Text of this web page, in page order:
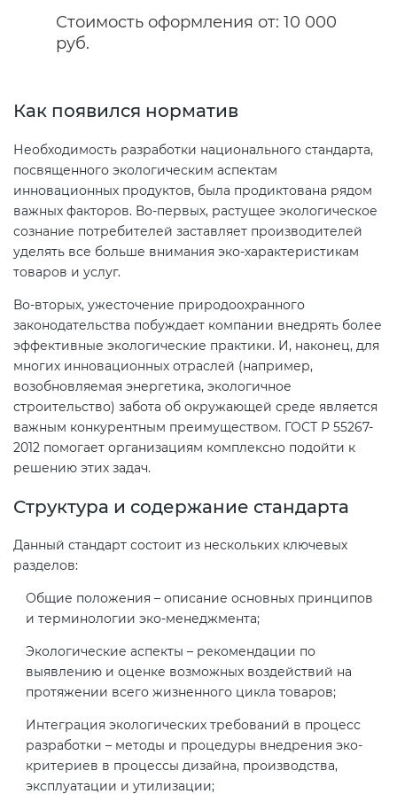
Стоимость оформления от: 10 000
руб.
Как появился норматив
Необходимость разработки национального стандарта,
посвященного экологическим аспектам
инновационных продуктов, была продиктована рядом
важных факторов. Во-первых, растущее экологическое
сознание потребителей заставляет производителей
уделять все больше внимания эко-характеристикам
товаров и услуг.
Во-вторых, ужесточение природоохранного
законодательства побуждает компании внедрять более
эффективные экологические практики. И, наконец, для
многих инновационных отраслей (например,
возобновляемая энергетика, экологичное
строительство) забота об окружающей среде является
важным конкурентным преимуществом. ГОСТ Р 55267-
2012 помогает организациям комплексно подойти к
решению этих задач.
Структура и содержание стандарта
Данный стандарт состоит из нескольких ключевых
разделов:
Общие положения – описание основных принципов
и терминологии эко-менеджмента;
Экологические аспекты – рекомендации по
выявлению и оценке возможных воздействий на
протяжении всего жизненного цикла товаров;
Интеграция экологических требований в процесс
разработки – методы и процедуры внедрения эко-
критериев в процессы дизайна, производства,
эксплуатации и утилизации;
Сертификация бытовой техники
Сертификация мебели
Сертификация упаковки
Сертификация импортной
продукции
Сертификация для
маркетплейсов
Сертификация детских товаров
Сертификация спортивных
товаров
Сертификация электротехники
Сертификация ресурсов
Остальное
БАДы
Сертификат ГОСТ Р ИСО/МЭК
20000-1-2021
2012
Сертификат ГОСТ Р ИСО/МЭК
27001-2021
Сертификат на ИСМ
Регистрация товарного знака
(торговой марки) в Роспатенте
(торговой марки) в Роспатенте
Регистрация товарного знака
(торговой марки) в Роспатенте
Заключение ФСТЭК
О безопасности дорог (ТР ТС
014/2011)
О безопасности оборудования
средах (ТР ТС 012/2011)
ТР ТС 011/2011 «Безопасность
лифтов»
О требованиях к средствам
обеспечения пожарной
безопасности и пожаротушения
Декларация соответствия ТР ТС
004/2011
Декларация ТР ТС
ТС 009)
Декларирование оборудования
по схеме 5Д (ТР ТС 010)
Декларирование пищевой
Декларирование алкогольной
продукции (ТР ЕАЭС 047)
Декларирование